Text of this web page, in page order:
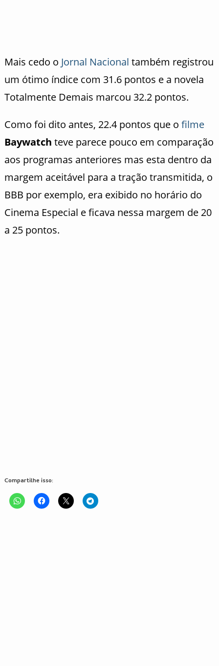
Mais cedo o Jornal Nacional também registrou
um ótimo índice com 31.6 pontos e a novela
Totalmente Demais marcou 32.2 pontos.
Como foi dito antes, 22.4 pontos que o filme
Baywatch teve parece pouco em comparação
aos programas anteriores mas esta dentro da
margem aceitável para a tração transmitida, o
BBB por exemplo, era exibido no horário do
Cinema Especial e ficava nessa margem de 20
a 25 pontos.
Compartilhe isso: